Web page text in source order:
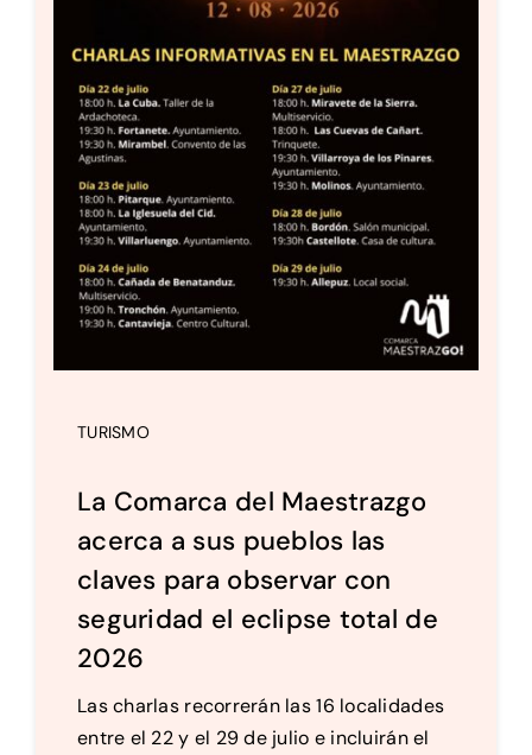
TURISMO
La Comarca del Maestrazgo
acerca a sus pueblos las
claves para observar con
seguridad el eclipse total de
2026
Las charlas recorrerán las 16 localidades
entre el 22 y el 29 de julio e incluirán el